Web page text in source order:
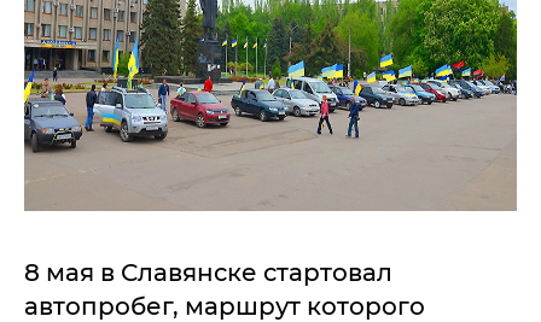
8 мая в Славянске стартовал
автопробег, маршрут которого